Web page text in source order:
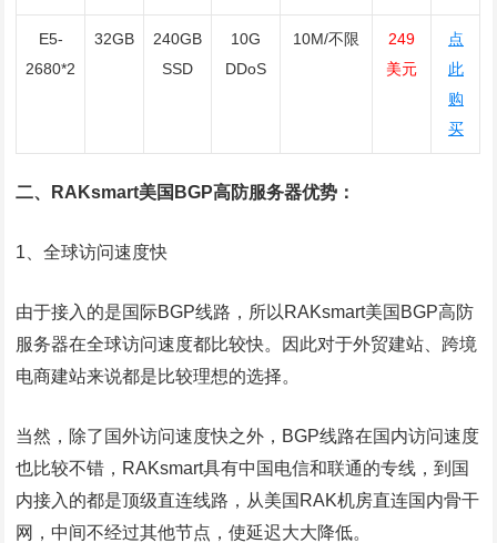
E5-
2680*2
32GB
240GB
SSD
10G
DDoS
10M/不限
249
美元
点
此
购
买
二、RAKsmart美国BGP高防服务器优势：
1、全球访问速度快
由于接入的是国际BGP线路，所以RAKsmart美国BGP高防
服务器在全球访问速度都比较快。因此对于外贸建站、跨境
电商建站来说都是比较理想的选择。
当然，除了国外访问速度快之外，BGP线路在国内访问速度
也比较不错，RAKsmart具有中国电信和联通的专线，到国
内接入的都是顶级直连线路，从美国RAK机房直连国内骨干
网，中间不经过其他节点，使延迟大大降低。